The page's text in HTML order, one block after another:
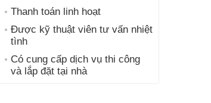
Thanh toán linh hoạt
Được kỹ thuật viên tư vấn nhiệt
tình
Có cung cấp dịch vụ thi công
và lắp đặt tại nhà